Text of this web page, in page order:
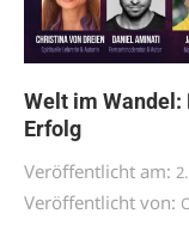
Welt im Wandel:
Erfolg
Veröffentlicht am:
Veröffentlicht von: